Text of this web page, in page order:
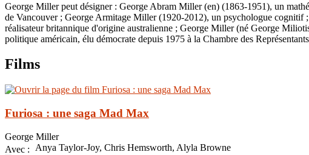
George Miller peut désigner : George Abram Miller (en) (1863-1951), un
de Vancouver ; George Armitage Miller (1920-2012), un psychologue
réalisateur britannique d'origine australienne ; George Miller (né George
politique américain, élu démocrate depuis 1975 à la Chambre des
Films
Furiosa : une saga Mad Max
George Miller
Avec :
Anya Taylor-Joy, Chris Hemsworth, Alyla Browne